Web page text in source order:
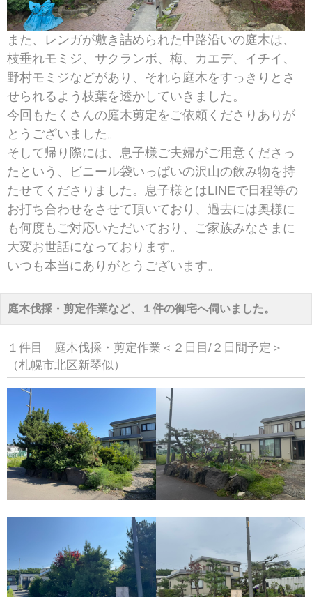
また、レンガが敷き詰められた中路沿いの庭木は、
枝垂れモミジ、サクランボ、梅、カエデ、イチイ、
野村モミジなどがあり、それら庭木をすっきりとさ
せられるよう枝葉を透かしていきました。
今回もたくさんの庭木剪定をご依頼くださりありが
とうございました。
そして帰り際には、息子様ご夫婦がご用意くださっ
たという、ビニール袋いっぱいの沢山の飲み物を持
たせてくださりました。息子様とはLINEで日程等の
お打ち合わせをさせて頂いており、過去には奥様に
も何度もご対応いただいており、ご家族みなさまに
大変お世話になっております。
いつも本当にありがとうございます。
庭木伐採・剪定作業など、１件の御宅へ伺いました。
１件目 庭木伐採・剪定作業＜２日目/２日間予定＞
（札幌市北区新琴似）